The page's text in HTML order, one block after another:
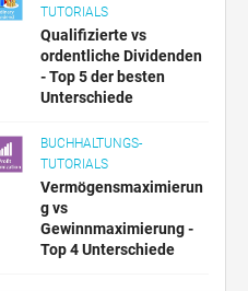
TUTORIALS
Qualifizierte vs
ordentliche Dividenden
- Top 5 der besten
Unterschiede
BUCHHALTUNGS-
TUTORIALS
Vermögensmaximierun
g vs
Gewinnmaximierung -
Top 4 Unterschiede